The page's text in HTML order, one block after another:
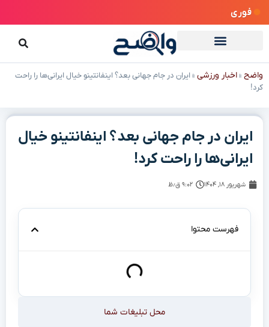
فوری
واضح »اخبار ورزشی »ایران در جام جهانی بعد؟ اینفانتینو خیال ایرانی‌ها را راحت
کرد!
ایران در جام جهانی بعد؟ اینفانتینو خیال
ایرانی‌ها را راحت کرد!
شهریور ۱۸, ۱۴۰۴ ۹:۰۲ ق٫ظ
فهرست محتوا
محل تبلیغات شما